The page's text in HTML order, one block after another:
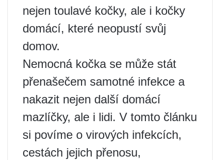
nejen toulavé kočky, ale i kočky
domácí, které neopustí svůj
domov.
Nemocná kočka se může stát
přenašečem samotné infekce a
nakazit nejen další domácí
mazlíčky, ale i lidi. V tomto článku
si povíme o virových infekcích,
cestách jejich přenosu,